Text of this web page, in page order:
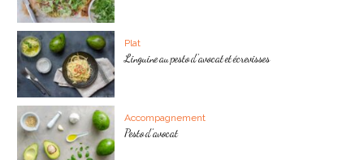
Plat
Linguine au pesto d’avocat et écrevisses
Accompagnement
Pesto d’avocat